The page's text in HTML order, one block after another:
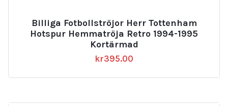
Billiga Fotbollströjor Herr Tottenham
Hotspur Hemmatröja Retro 1994-1995
Kortärmad
kr395.00